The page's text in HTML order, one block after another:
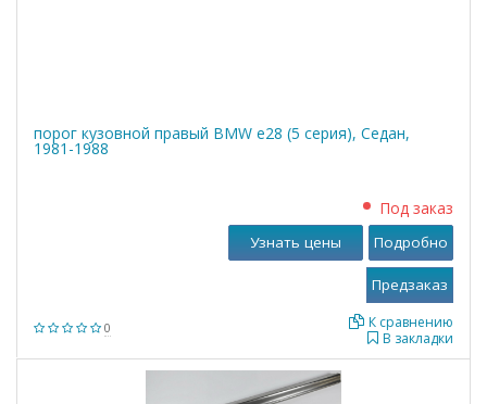
порог кузовной правый BMW е28 (5 серия), Седан,
1981-1988
0
Под заказ
В закладки
К сравнению
Узнать цены Подробно